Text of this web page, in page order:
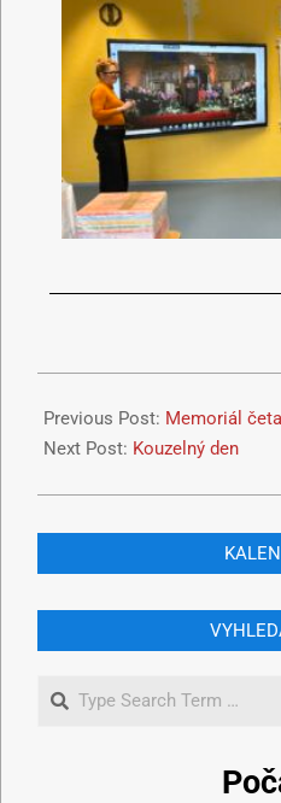
Previous Post: Memoriál
Next Post: Kouzelný den